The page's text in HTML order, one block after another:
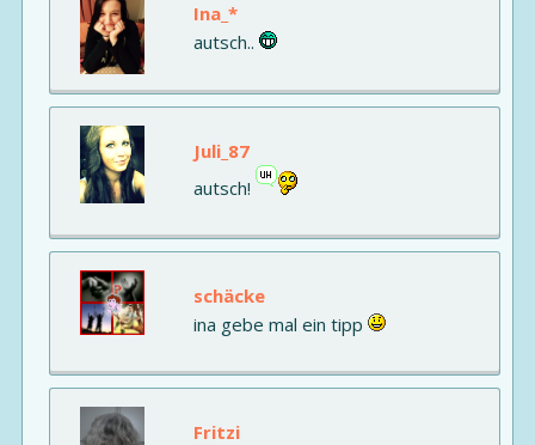
Ina_*
autsch..
Juli_87
autsch!
schäcke
ina gebe mal ein tipp
Fritzi